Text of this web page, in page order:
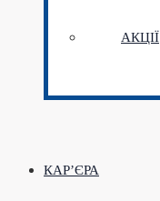
АКЦІЇ
КАР’ЄРА